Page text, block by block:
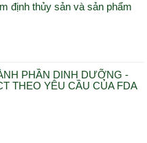
định thủy sản và sản phẩm
PHẦN DINH DƯỠNG -
THEO YÊU CẦU CỦA FDA